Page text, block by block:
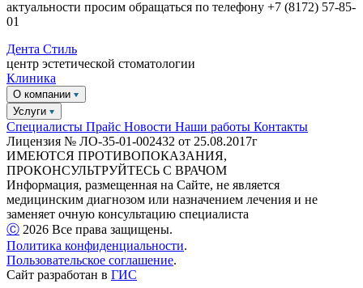
актуальности просим обращаться по телефону +7 (8172) 57-85-
01
Дента Стиль
центр эстетической стоматологии
Клиника
О компании
Услуги
Специалисты Прайс Новости Наши работы Контакты
Лицензия № ЛО-35-01-002432 от 25.08.2017г
ИМЕЮТСЯ ПРОТИВОПОКАЗАНИЯ,
ПРОКОНСУЛЬТРУЙТЕСЬ С ВРАЧОМ
Информация, размещенная на Сайте, не является
медицинским диагнозом или назначением лечения и не
заменяет очную консультацию специалиста
Ⓒ️ 2026 Все права защищены.
Политика конфиденциальности.
Пользовательское соглашение.
Сайт разработан в ГИС